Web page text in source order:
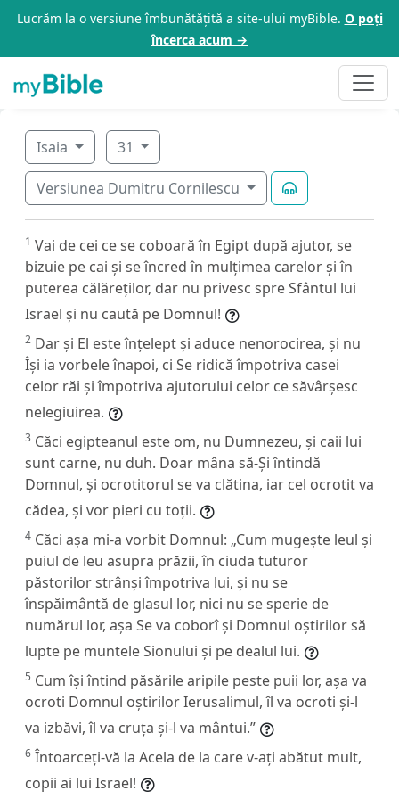
Lucrăm la o versiune îmbunătățită a site-ului myBible. O poți
încerca acum →
Isaia 31
Versiunea Dumitru Cornilescu
1 Vai de cei ce se coboară în Egipt după ajutor, se
bizuie pe cai și se încred în mulțimea carelor și în
puterea călăreților, dar nu privesc spre Sfântul lui
Israel și nu caută pe Domnul!
2 Dar și El este înțelept și aduce nenorocirea, și nu
Își ia vorbele înapoi, ci Se ridică împotriva casei
celor răi și împotriva ajutorului celor ce săvârșesc
nelegiuirea.
3 Căci egipteanul este om, nu Dumnezeu, și caii lui
sunt carne, nu duh. Doar mâna să-Și întindă
Domnul, și ocrotitorul se va clătina, iar cel ocrotit va
cădea, și vor pieri cu toții.
4 Căci așa mi-a vorbit Domnul: „Cum mugește leul și
puiul de leu asupra prăzii, în ciuda tuturor
păstorilor strânși împotriva lui, și nu se
înspăimântă de glasul lor, nici nu se sperie de
numărul lor, așa Se va coborî și Domnul oștirilor să
lupte pe muntele Sionului și pe dealul lui.
5 Cum își întind păsările aripile peste puii lor, așa va
ocroti Domnul oștirilor Ierusalimul, îl va ocroti și-l
va izbăvi, îl va cruța și-l va mântui.”
6 Întoarceți-vă la Acela de la care v-ați abătut mult,
copii ai lui Israel!